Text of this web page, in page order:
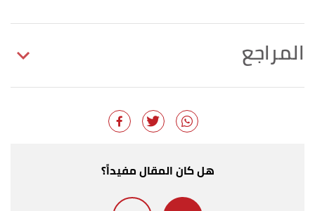
المراجع
Retrieved 16/3/2022. Edited.
,webmd
هل كان المقال مفيداً؟